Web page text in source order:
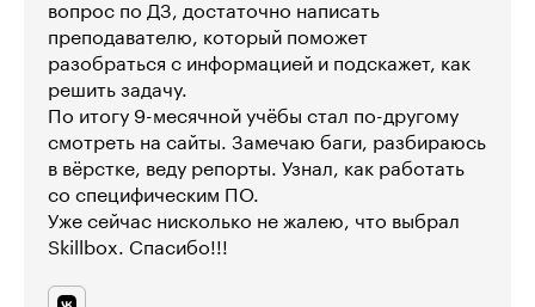
вопрос по ДЗ, достаточно написать
преподавателю, который поможет
разобраться с информацией и подскажет, как
решить задачу.
По итогу 9-месячной учёбы стал по-другому
смотреть на сайты. Замечаю баги, разбираюсь
в вёрстке, веду репорты. Узнал, как работать
со специфическим ПО.
Уже сейчас нисколько не жалею, что выбрал
Skillbox. Спасибо!!!